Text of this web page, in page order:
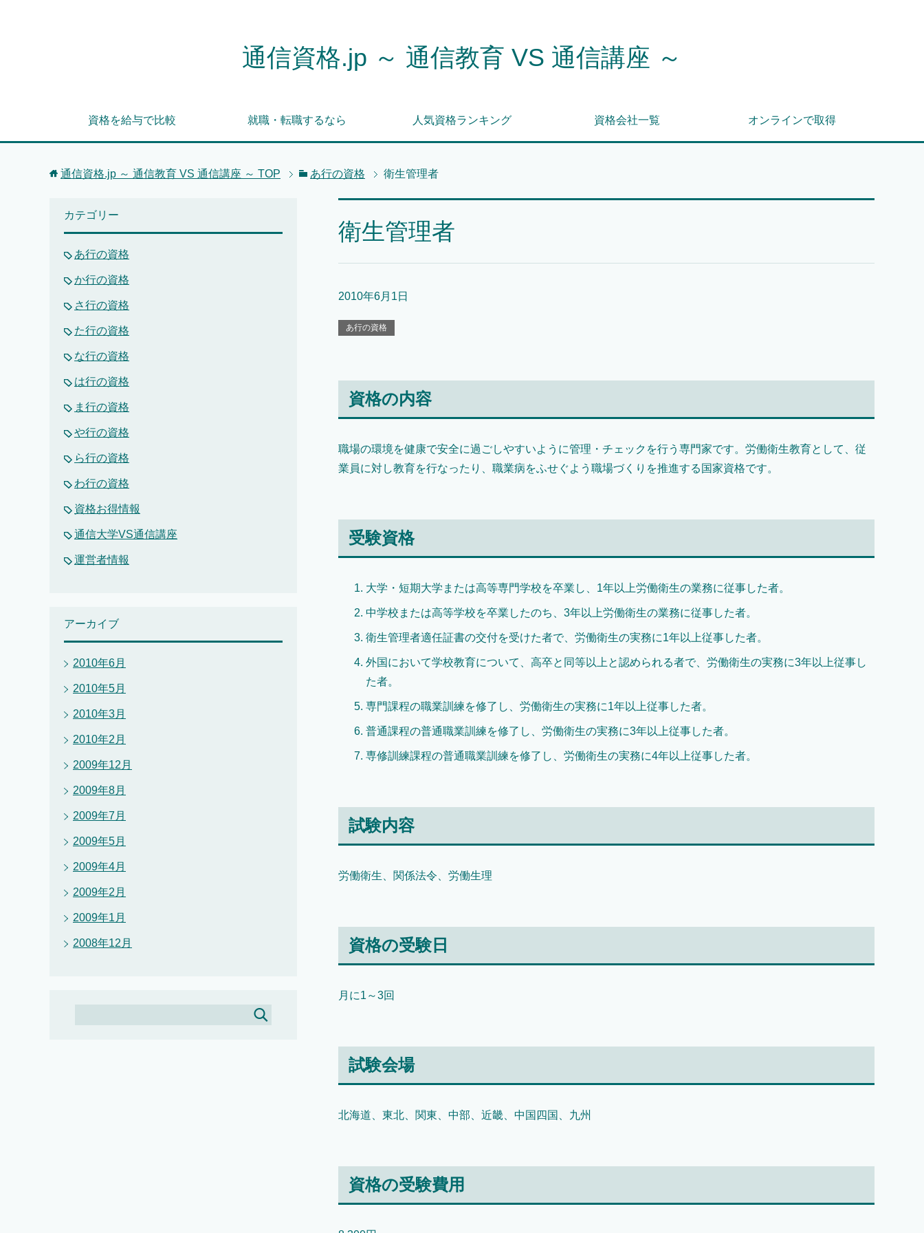
通信資格.jp ～ 通信教育 VS 通信講座 ～
資格を給与で比較 就職・転職するなら 人気資格ランキング 資格会社一覧 オンラインで取得
通信資格.jp ～ 通信教育 VS 通信講座 ～ TOP あ行の資格 衛生管理者
衛生管理者
2010年6月1日
あ行の資格
資格の内容
職場の環境を健康で安全に過ごしやすいように管理・チェックを行う専門家です。労働衛生教育として、従
業員に対し教育を行なったり、職業病をふせぐよう職場づくりを推進する国家資格です。
受験資格
大学・短期大学または高等専門学校を卒業し、1年以上労働衛生の業務に従事した者。
中学校または高等学校を卒業したのち、3年以上労働衛生の業務に従事した者。
衛生管理者適任証書の交付を受けた者で、労働衛生の実務に1年以上従事した者。
外国において学校教育について、高卒と同等以上と認められる者で、労働衛生の実務に3年以上従事し
た者。
専門課程の職業訓練を修了し、労働衛生の実務に1年以上従事した者。
普通課程の普通職業訓練を修了し、労働衛生の実務に3年以上従事した者。
専修訓練課程の普通職業訓練を修了し、労働衛生の実務に4年以上従事した者。
試験内容
労働衛生、関係法令、労働生理
資格の受験日
月に1～3回
試験会場
北海道、東北、関東、中部、近畿、中国四国、九州
資格の受験費用
カテゴリー
あ行の資格
か行の資格
さ行の資格
た行の資格
な行の資格
は行の資格
ま行の資格
や行の資格
ら行の資格
わ行の資格
資格お得情報
通信大学VS通信講座
運営者情報
アーカイブ
2010年6月
2010年5月
2010年3月
2010年2月
2009年12月
2009年8月
2009年7月
2009年5月
2009年4月
2009年2月
2009年1月
2008年12月